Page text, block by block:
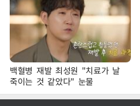
백혈병 재발 최성원 "치료가 날
죽이는 것 같았다" 눈물